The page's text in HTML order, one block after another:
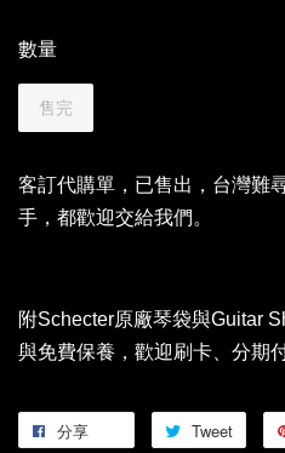
數量
售完
客訂代購單，已售出，台灣難
手，都歡迎交給我們。
附Schecter原廠琴袋與Guitar
與免費保養，歡迎刷卡、分期付
分享 Tweet